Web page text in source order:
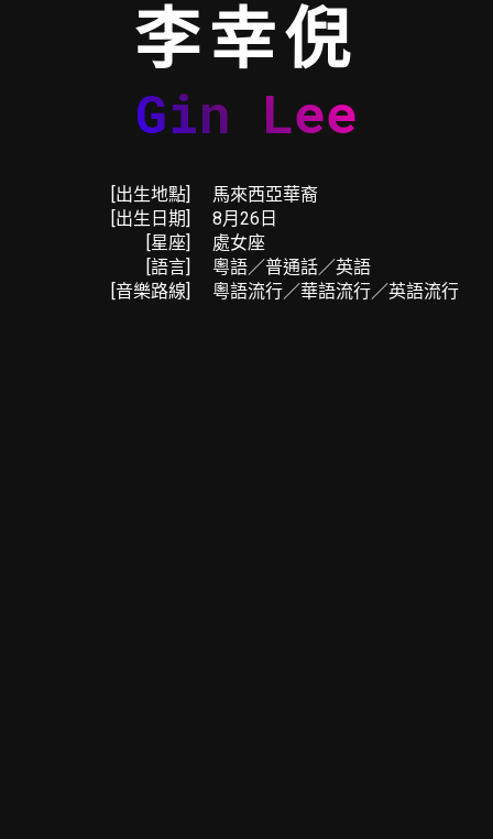
李幸倪
Gin Lee
[出生地點]
[出生日期]
[星座]
[語言]
[音樂路線]
馬來西亞華裔
8月26日
處女座
粵語／普通話／英語
粵語流行／華語流行／英語流行